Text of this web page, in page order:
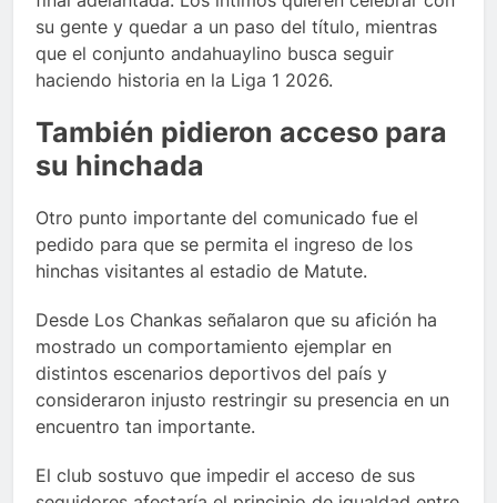
su gente y quedar a un paso del título, mientras
que el conjunto andahuaylino busca seguir
haciendo historia en la Liga 1 2026.
También pidieron acceso para
su hinchada
Otro punto importante del comunicado fue el
pedido para que se permita el ingreso de los
hinchas visitantes al estadio de Matute.
Desde Los Chankas señalaron que su afición ha
mostrado un comportamiento ejemplar en
distintos escenarios deportivos del país y
consideraron injusto restringir su presencia en un
encuentro tan importante.
El club sostuvo que impedir el acceso de sus